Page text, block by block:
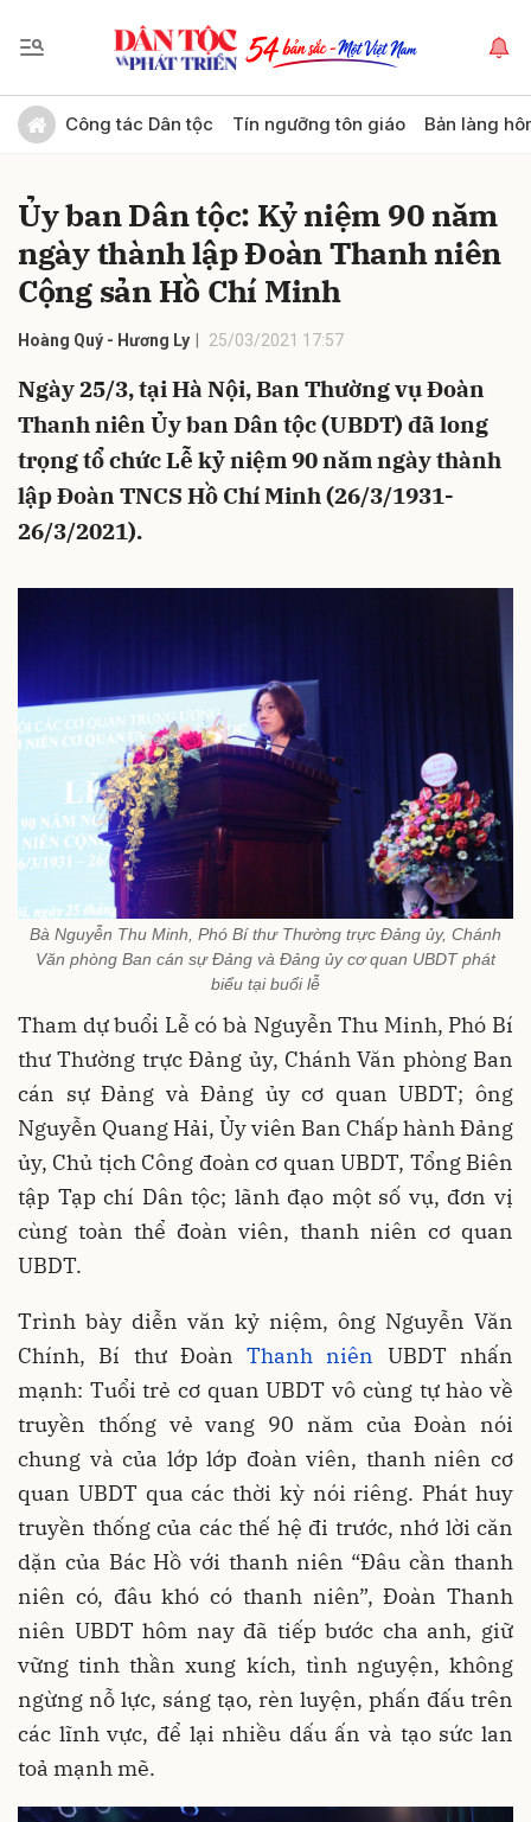
Công tác Dân tộc Tín ngưỡng tôn giáo Bản làng
Ủy ban Dân tộc: Kỷ niệm 90 năm
ngày thành lập Đoàn Thanh niên
Cộng sản Hồ Chí Minh
Hoàng Quý - Hương Ly 25/03/2021 17:57
Ngày 25/3, tại Hà Nội, Ban Thường vụ Đoàn
Thanh niên Ủy ban Dân tộc (UBDT) đã long
trọng tổ chức Lễ kỷ niệm 90 năm ngày thành
lập Đoàn TNCS Hồ Chí Minh (26/3/1931-
26/3/2021).
Bà Nguyễn Thu Minh, Phó Bí thư Thường trực Đảng ủy, Chánh
Văn phòng Ban cán sự Đảng và Đảng ủy cơ quan UBDT phát
biểu tại buổi lễ
Tham dự buổi Lễ có bà Nguyễn Thu Minh, Phó Bí
thư Thường trực Đảng ủy, Chánh Văn phòng Ban
cán sự Đảng và Đảng ủy cơ quan UBDT; ông
Nguyễn Quang Hải, Ủy viên Ban Chấp hành Đảng
ủy, Chủ tịch Công đoàn cơ quan UBDT, Tổng Biên
tập Tạp chí Dân tộc; lãnh đạo một số vụ, đơn vị
cùng toàn thể đoàn viên, thanh niên cơ quan
UBDT.
Trình bày diễn văn kỷ niệm, ông Nguyễn Văn
Chính, Bí thư ĐoànThanh niên UBDT nhấn
mạnh: Tuổi trẻ cơ quan UBDT vô cùng tự hào về
truyền thống vẻ vang 90 năm của Đoàn nói
chung và của lớp lớp đoàn viên, thanh niên cơ
quan UBDT qua các thời kỳ nói riêng. Phát huy
truyền thống của các thế hệ đi trước, nhớ lời căn
dặn của Bác Hồ với thanh niên “Đâu cần thanh
niên có, đâu khó có thanh niên”, Đoàn Thanh
niên UBDT hôm nay đã tiếp bước cha anh, giữ
vững tinh thần xung kích, tình nguyện, không
ngừng nỗ lực, sáng tạo, rèn luyện, phấn đấu trên
các lĩnh vực, để lại nhiều dấu ấn và tạo sức lan
toả mạnh mẽ.
Gửi bình luận